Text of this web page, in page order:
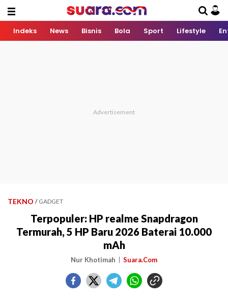
Indeks News Bisnis Bola Sport Lifestyle
TEKNO / GADGET
Terpopuler: HP realme Snapdragon
Termurah, 5 HP Baru 2026 Baterai 10.000
mAh
Nur Khotimah Suara.Com